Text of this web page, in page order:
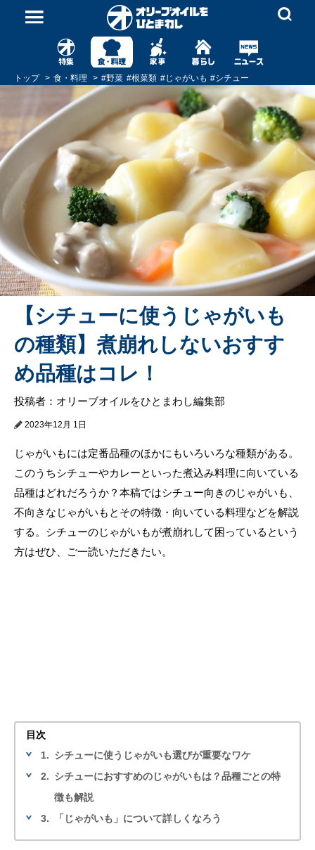
トップ 食・料理 #野菜 #根菜類 #じゃがいも #シチュー
【シチューに使うじゃがいも
の種類】煮崩れしないおすす
め品種はコレ！
投稿者：オリーブオイルをひとまわし編集部
2023年12月 1日
じゃがいもには定番品種のほかにもいろいろな種類がある。
このうちシチューやカレーといった煮込み料理に向いている
品種はどれだろうか？本稿ではシチュー向きのじゃがいも、
不向きなじゃがいもとその特徴・向いている料理などを解説
する。シチューのじゃがいもが煮崩れして困っているという
方はぜひ、ご一読いただきたい。
目次
1. シチューに使うじゃがいも選びが重要なワケ
2. シチューにおすすめのじゃがいもは？品種ごとの特
徴も解説
3.
「じゃがいも」について詳しくなろう